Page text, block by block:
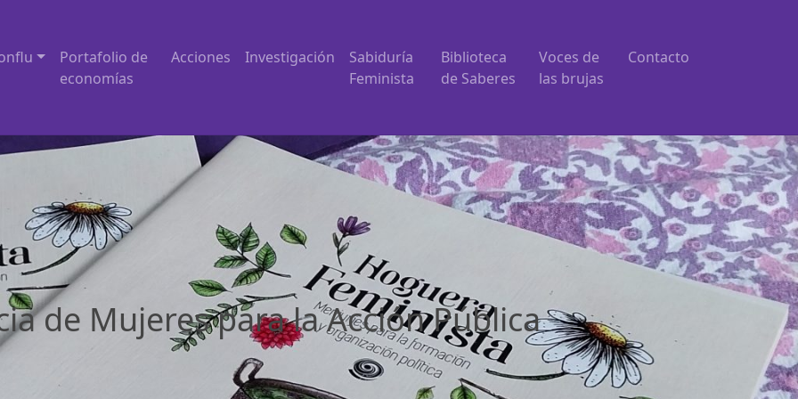
Portafolio de
economías
Acciones Investigación
Sabiduría
Feminista
Biblioteca
de Saberes
Voces de
las brujas
Contacto
de Mujeres para la Acción Pública